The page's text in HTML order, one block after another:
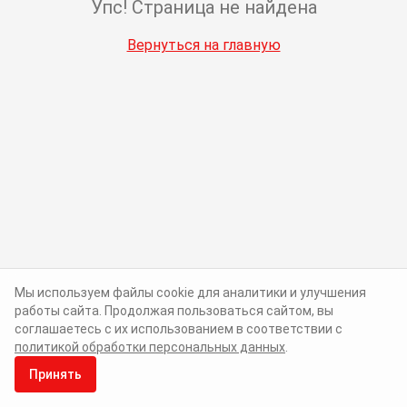
Упс! Страница не найдена
Вернуться на главную
Мы используем файлы cookie для аналитики и улучшения
работы сайта. Продолжая пользоваться сайтом, вы
соглашаетесь с их использованием в соответствии с
политикой обработки персональных данных
Принять